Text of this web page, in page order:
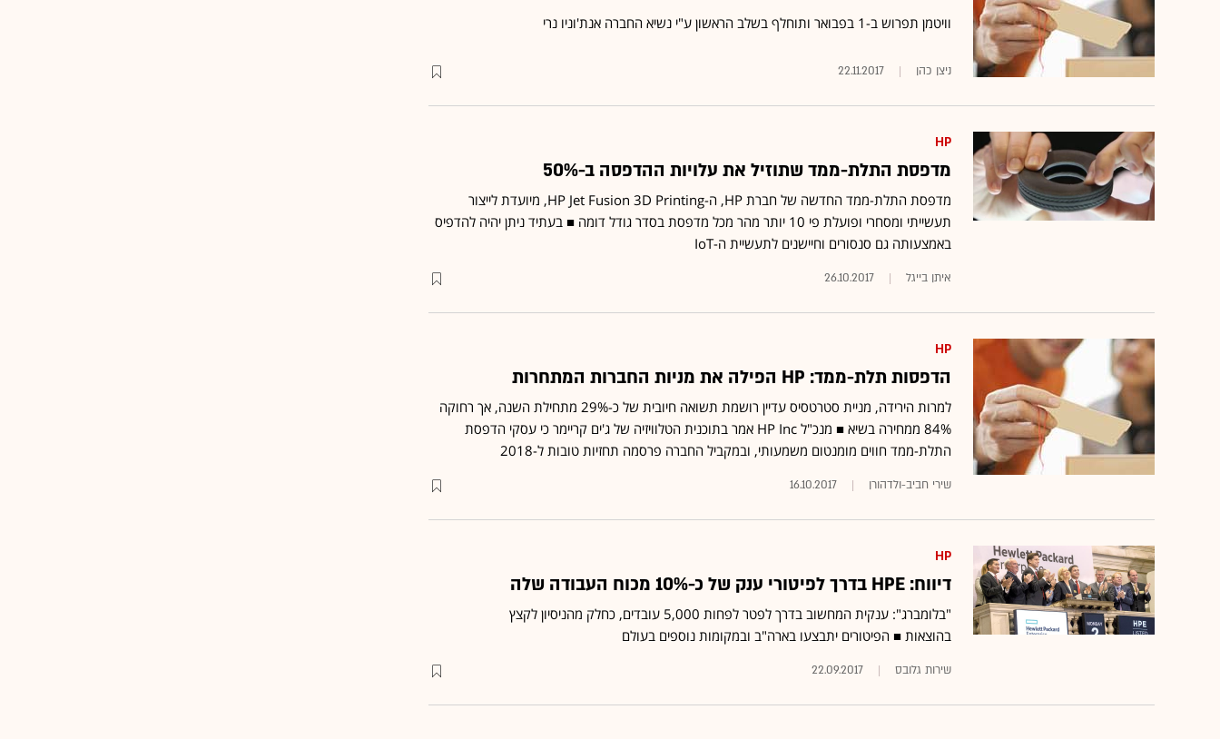
וויטמן תפרוש ב-1 בפבואר ותוחלף בשלב הראשון ע"י נשיא החברה אנת'וניו נרי
ניצן כהן 22.11.2017
HP
מדפסת התלת-ממד שתוזיל את עלויות ההדפסה ב-50%
מדפסת התלת-ממד החדשה של חברת HP, ה-HP Jet Fusion 3D Printing, מיועדת לייצור
תעשייתי ומסחרי ופועלת פי 10 יותר מהר מכל מדפסת בסדר גודל דומה ■ בעתיד ניתן יהיה להדפיס
באמצעותה גם סנסורים וחיישנים לתעשיית ה-IoT
איתן בייגל 26.10.2017
HP
הדפסות תלת-ממד: HP הפילה את מניות החברות המתחרות
למרות הירידה, מניית סטרטסיס עדיין רושמת תשואה חיובית של כ-29% מתחילת השנה, אך רחוקה
84% ממחירה בשיא ■ מנכ"ל HP Inc אמר בתוכנית הטלוויזיה של ג'ים קריימר כי עסקי הדפסת
התלת-ממד חווים מומנטום משמעותי, ובמקביל החברה פרסמה תחזיות טובות ל-2018
שירי חביב-ולדהורן 16.10.2017
HP
דיווח: HPE בדרך לפיטורי ענק של כ-10% מכוח העבודה שלה
"בלומברג": ענקית המחשוב בדרך לפטר לפחות 5,000 עובדים, כחלק מהניסיון לקצץ
בהוצאות ■ הפיטורים יתבצעו בארה"ב ובמקומות נוספים בעולם
שירות גלובס 22.09.2017